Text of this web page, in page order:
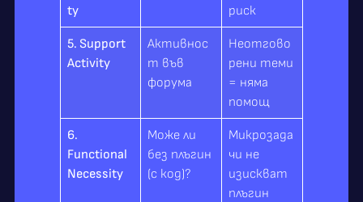
ty
риск
5. Support
Activity
Активнос
т във
форума
Неотгово
рени теми
= няма
помощ
6.
Functional
Necessity
Може ли
без плъгин
(с код)?
Микрозада
чи не
изискват
плъгин